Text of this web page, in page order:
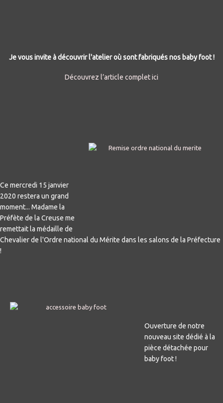
Je vous invite à découvrir l'atelier où sont fabriqués nos baby foot !
Découvrez l’article complet ici
Ce mercredi 15 janvier
2020 restera un grand
moment... Madame la
Préfète de la Creuse me
remettait la médaille de
Chevalier de l'Ordre national du Mérite dans les salons de la Préfecture
!
Ouverture de notre
nouveau site dédié à la
pièce détachée pour
baby foot !